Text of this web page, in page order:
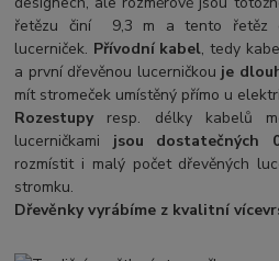
řetězu činí 9,3 m a tento řetěz
lucerniček. Přívodní kabel, tedy
a první dřevěnou lucerničkou je
mít stromeček umístěný přímo u
Rozestupyresp. délky kabelů
lucerničkami jsou dostatečných
rozmístit i malý počet dřevěných
stromku.
Dřevěnky vyrábíme z kvalitní